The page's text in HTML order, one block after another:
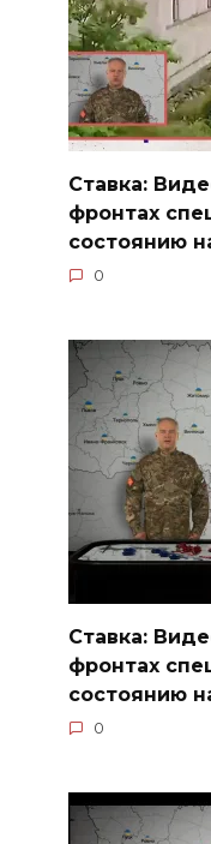
Ставка:
фронтах
состоянию
0
Ставка:
фронтах
состоянию
0